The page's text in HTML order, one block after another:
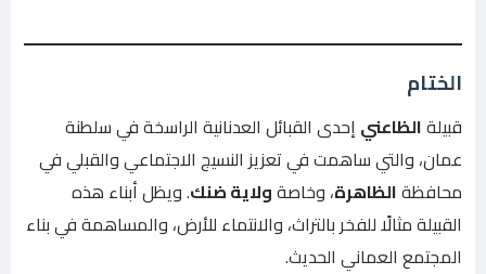
الختام
قبيلةالظاعني إحدى القبائل العدنانية الراسخة في سلطنة
عمان، والتي ساهمت في تعزيز النسيج الاجتماعي والقبلي في
محافظةالظاهرة، وخاصةولاية ضنك. ويظل أبناء هذه
القبيلة مثالًا للفخر بالتراث، والانتماء للأرض، والمساهمة في بناء
المجتمع العماني الحديث.